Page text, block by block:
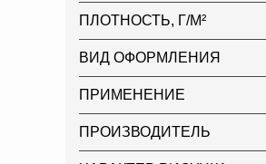
ПЛОТНОСТЬ, Г/М²
ВИД ОФОРМЛЕНИЯ
ПРИМЕНЕНИЕ
ПРОИЗВОДИТЕЛЬ